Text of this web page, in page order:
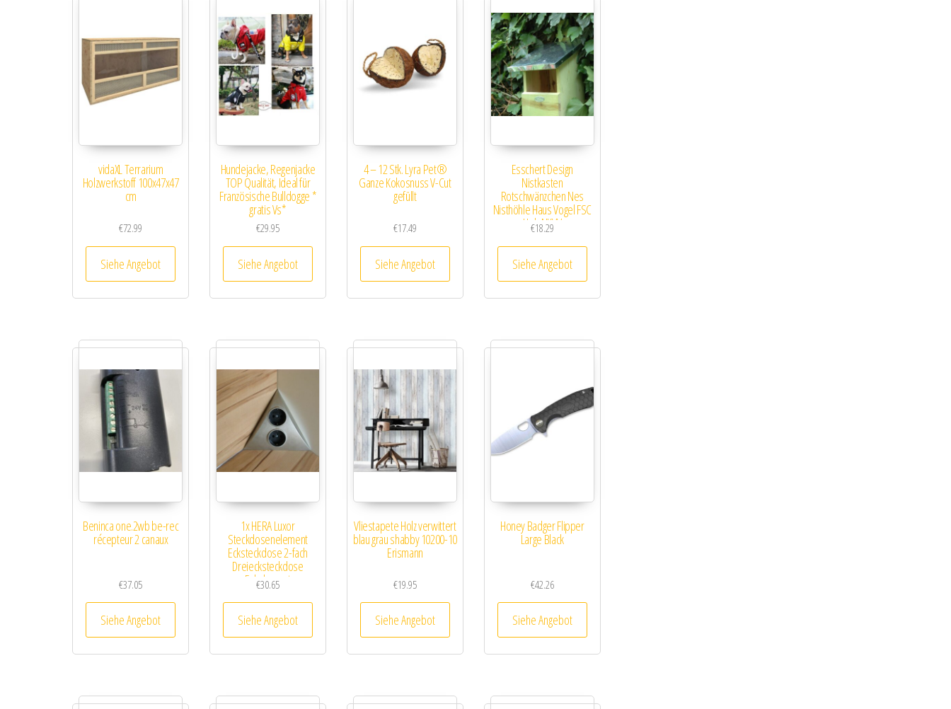
vidaXL Terrarium
Holzwerkstoff 100x47x47
cm
€72.99
Siehe Angebot
Hundejacke, Regenjacke
TOP Qualität, Ideal für
Französische Bulldogge *
gratis Vs*
€29.95
Siehe Angebot
4 – 12 Stk. Lyra Pet®
Ganze Kokosnuss V-Cut
gefüllt
€17.49
Siehe Angebot
Esschert Design
Nistkasten
Rotschwänzchen Nes
Nisthöhle Haus Vogel FSC
Holz NKVV
€18.29
Siehe Angebot
Beninca one.2wb be-rec
récepteur 2 canaux
€37.05
Siehe Angebot
1x HERA Luxor
Steckdosenelement
Ecksteckdose 2-fach
Dreiecksteckdose
Eckelement
€30.65
Siehe Angebot
Vliestapete Holz verwittert
blau grau shabby 10200-10
Erismann
€19.95
Siehe Angebot
Honey Badger Flipper
Large Black
€42.26
Siehe Angebot